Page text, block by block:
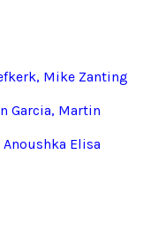
, Mike Zanting
Garcia, Martin
Anoushka Elisa